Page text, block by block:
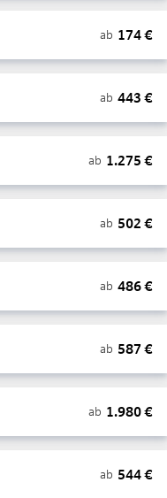
ab 174€
ab 443 €
ab 1.275 €
ab 502 €
ab 486€
ab 587 €
ab 1.980€
ab 544€